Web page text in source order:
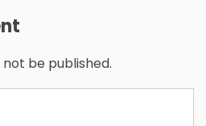
be published.